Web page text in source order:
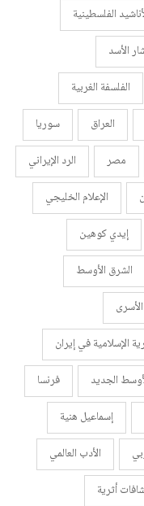
الفلسطينية
الأسد
الفلسفة الغربية
العراق
سوريا
مصر
الرد الإيراني
الإعلام الخليجي
إيدي كوهين
الشرق الأوسط
الإسلامية في إيران
الجديد
فرنسا
إسماعيل هنية
الأدب العالمي
أثرية